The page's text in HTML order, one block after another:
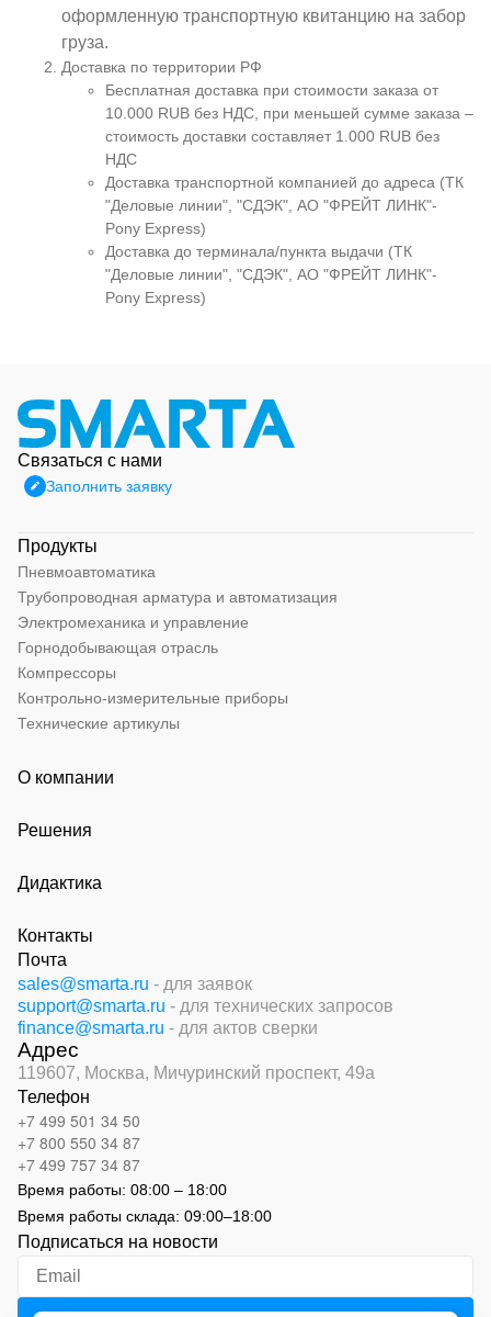
оформленную транспортную квитанцию на забор
груза.
Доставка по территории РФ
Бесплатная доставка при стоимости заказа от
10.000 RUB без НДС, при меньшей сумме заказа –
стоимость доставки составляет 1.000 RUB без
НДС
Доставка транспортной компанией до адреса (ТК
"Деловые линии", "СДЭК", АО "ФРЕЙТ ЛИНК"-
Pony Express)
Доставка до терминала/пункта выдачи (ТК
"Деловые линии", "СДЭК", АО "ФРЕЙТ ЛИНК"-
Pony Express)
Связаться с нами
Заполнить заявку
Продукты
Пневмоавтоматика
Трубопроводная арматура и автоматизация
Электромеханика и управление
Горнодобывающая отрасль
Компрессоры
Контрольно-измерительные приборы
Технические артикулы
О компании
Решения
Дидактика
Контакты
Почта
sales@smarta.ru - для заявок
support@smarta.ru - для технических запросов
finance@smarta.ru - для актов сверки
Адрес
119607, Москва, Мичуринский проспект, 49а
Телефон
+7 499 501 34 50
+7 800 550 34 87
+7 499 757 34 87
Время работы: 08:00 – 18:00
Время работы склада: 09:00–18:00
Подписаться на новости